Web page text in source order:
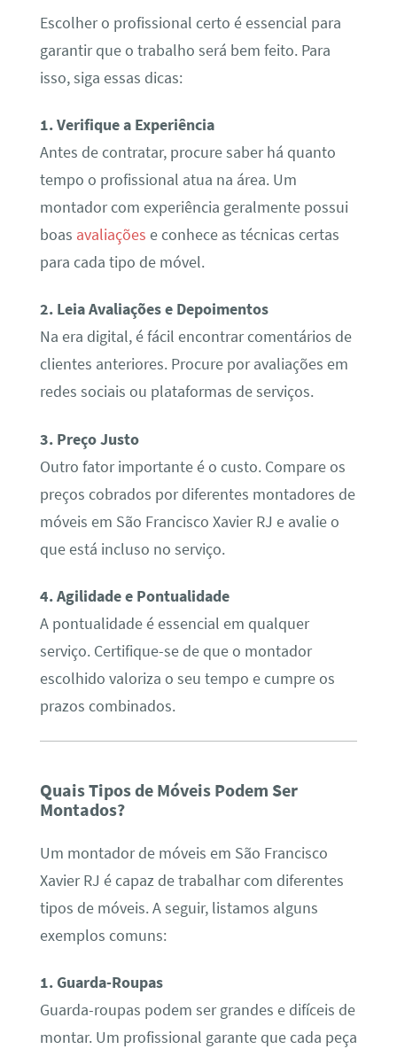
Escolher o profissional certo é essencial para
garantir que o trabalho será bem feito. Para
isso, siga essas dicas:
1. Verifique a Experiência
Antes de contratar, procure saber há quanto
tempo o profissional atua na área. Um
montador com experiência geralmente possui
boas avaliações e conhece as técnicas certas
para cada tipo de móvel.
2. Leia Avaliações e Depoimentos
Na era digital, é fácil encontrar comentários de
clientes anteriores. Procure por avaliações em
redes sociais ou plataformas de serviços.
3. Preço Justo
Outro fator importante é o custo. Compare os
preços cobrados por diferentes montadores de
móveis em São Francisco Xavier RJ e avalie o
que está incluso no serviço.
4. Agilidade e Pontualidade
A pontualidade é essencial em qualquer
serviço. Certifique-se de que o montador
escolhido valoriza o seu tempo e cumpre os
prazos combinados.
Quais Tipos de Móveis Podem Ser
Montados?
Um montador de móveis em São Francisco
Xavier RJ é capaz de trabalhar com diferentes
tipos de móveis. A seguir, listamos alguns
exemplos comuns:
1. Guarda-Roupas
Guarda-roupas podem ser grandes e difíceis de
montar. Um profissional garante que cada peça